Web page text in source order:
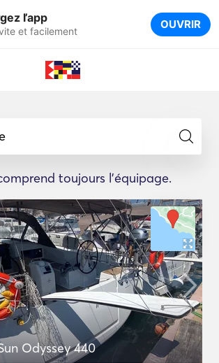
l’app
et facilement OUVRIR
toujours l'équipage.
Odyssey 440